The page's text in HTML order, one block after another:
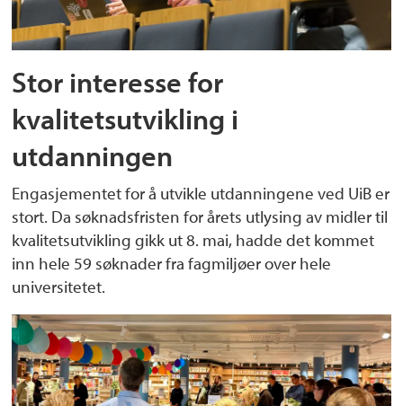
Stor interesse for
kvalitetsutvikling i
utdanningen
Engasjementet for å utvikle utdanningene ved UiB er
stort. Da søknadsfristen for årets utlysing av midler til
kvalitetsutvikling gikk ut 8. mai, hadde det kommet
inn hele 59 søknader fra fagmiljøer over hele
universitetet.